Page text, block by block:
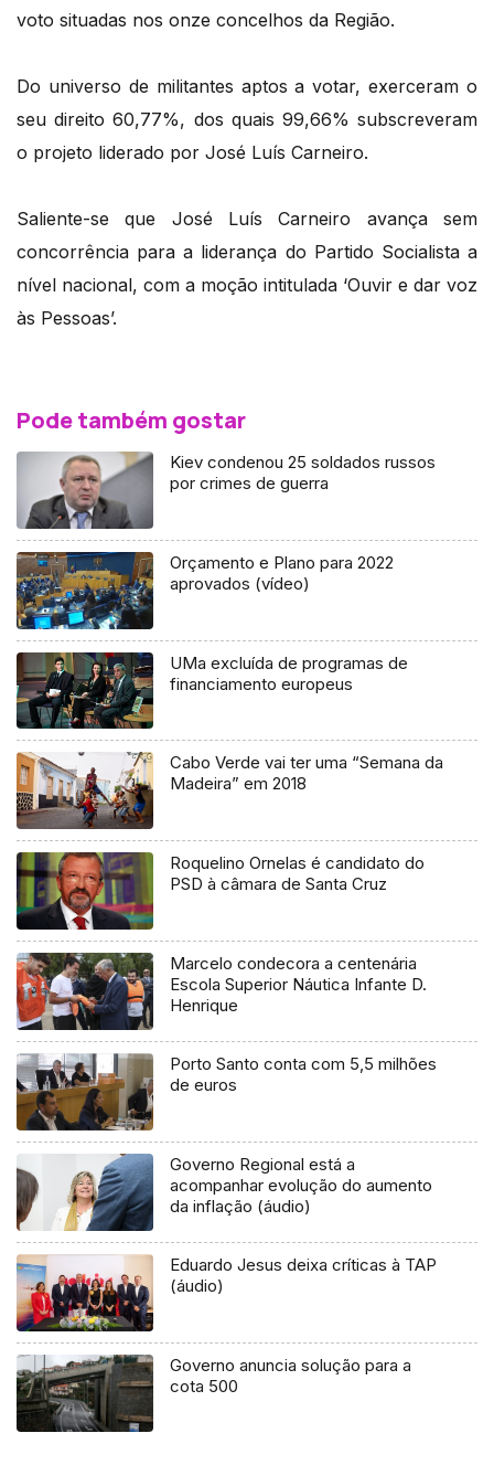
voto situadas nos onze concelhos da Região.
Do universo de militantes aptos a votar, exerceram o
seu direito 60,77%, dos quais 99,66% subscreveram
o projeto liderado por José Luís Carneiro.
Saliente-se que José Luís Carneiro avança sem
concorrência para a liderança do Partido Socialista a
nível nacional, com a moção intitulada ‘Ouvir e dar voz
às Pessoas’.
Pode também gostar
Kiev condenou 25 soldados russos
por crimes de guerra
Orçamento e Plano para 2022
aprovados (vídeo)
UMa excluída de programas de
financiamento europeus
Cabo Verde vai ter uma “Semana da
Madeira” em 2018
Roquelino Ornelas é candidato do
PSD à câmara de Santa Cruz
Marcelo condecora a centenária
Escola Superior Náutica Infante D.
Henrique
Porto Santo conta com 5,5 milhões
de euros
Governo Regional está a
acompanhar evolução do aumento
da inflação (áudio)
Eduardo Jesus deixa críticas à TAP
(áudio)
Governo anuncia solução para a
cota 500